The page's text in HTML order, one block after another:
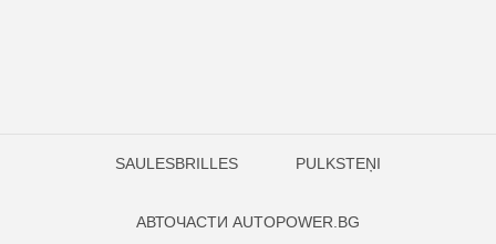
SAULESBRILLES PULKSTEŅI
АВТОЧАСТИ AUTOPOWER.BG